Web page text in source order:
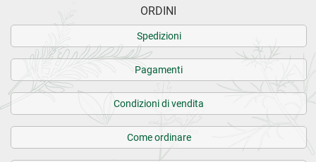
ORDINI
Spedizioni
Pagamenti
Condizioni di vendita
Come ordinare